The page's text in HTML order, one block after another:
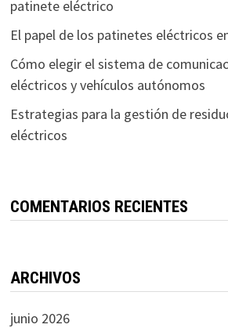
patinete eléctrico
El papel de los patinetes eléctricos
Cómo elegir el sistema de
eléctricos y vehículos autónomos
Estrategias para la gestión de
eléctricos
COMENTARIOS RECIENTES
ARCHIVOS
junio 2026